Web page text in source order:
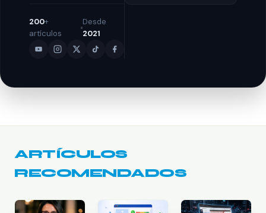
200+
artículos
Desde
2021
ARTÍCULOS
RECOMENDADOS